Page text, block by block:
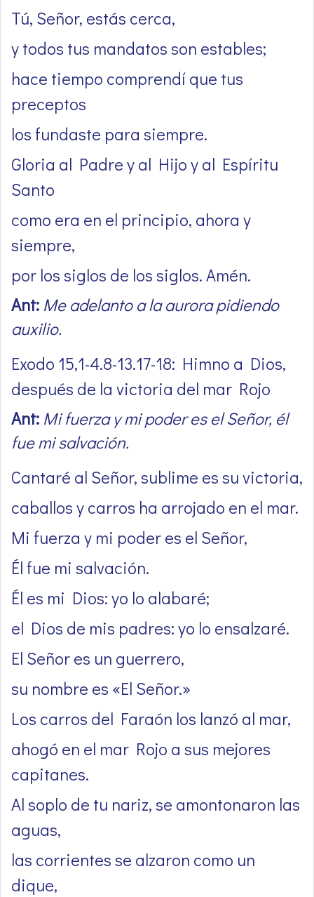
Tú, Señor, estás cerca,
y todos tus mandatos son estables;
hace tiempo comprendí que tus
preceptos
los fundaste para siempre.
Gloria al Padre y al Hijo y al Espíritu
Santo
como era en el principio, ahora y
siempre,
por los siglos de los siglos. Amén.
Ant: Me adelanto a la aurora pidiendo
auxilio.
Exodo 15,1-4.8-13.17-18: Himno a Dios,
después de la victoria del mar Rojo
Ant: Mi fuerza y mi poder es el Señor, él
fue mi salvación.
Cantaré al Señor, sublime es su victoria,
caballos y carros ha arrojado en el mar.
Mi fuerza y mi poder es el Señor,
Él fue mi salvación.
Él es mi Dios: yo lo alabaré;
el Dios de mis padres: yo lo ensalzaré.
El Señor es un guerrero,
su nombre es «El Señor.»
Los carros del Faraón los lanzó al mar,
ahogó en el mar Rojo a sus mejores
capitanes.
Al soplo de tu nariz, se amontonaron las
aguas,
las corrientes se alzaron como un
dique,